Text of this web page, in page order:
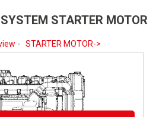
STARTER MOTOR
- STARTER MOTOR->